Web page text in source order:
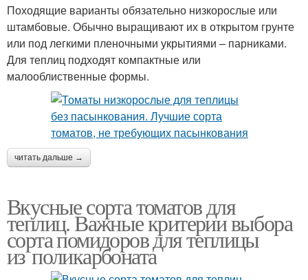
Походящие варианты обязательно низкорослые или
штамбовые. Обычно выращивают их в открытом грунте
или под легкими пленочными укрытиями – парниками.
Для теплиц подходят компактные или
малооблиственные формы.
читать дальше →
Вкусные сорта томатов для
теплиц. Важные критерии выбора
сорта помидоров для теплицы
из поликарбоната